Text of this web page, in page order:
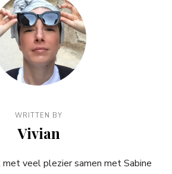
WRITTEN BY
Vivian
veel plezier samen met Sabine